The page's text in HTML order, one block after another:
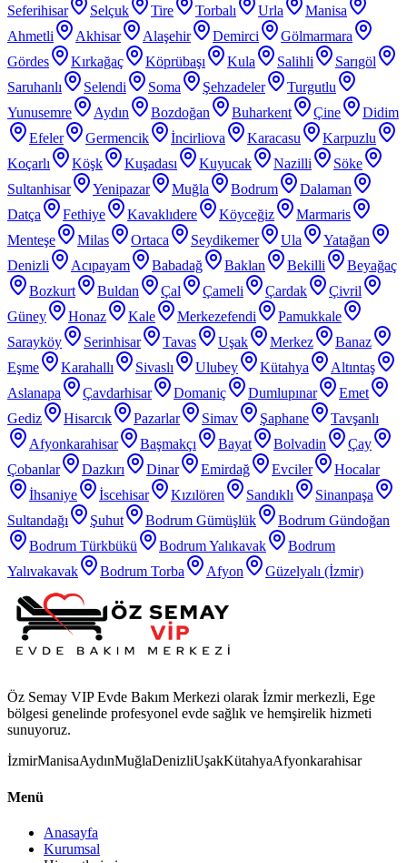
Seferihisar
Selçuk Tire Torbalı Urla
Manisa
Ahmetli
Akhisar Alaşehir Demirci
Gölmarmara
Gördes
Kırkağaç Köprübaşı Kula Salihli
Sarıgöl
Saruhanlı
Selendi Soma Şehzadeler
Turgutlu
Yunusemre
Aydın Bozdoğan Buharkent Çine
Didim
Efeler
Germencik İncirliova Karacasu
Karpuzlu
Koçarlı
Köşk Kuşadası Kuyucak Nazilli
Söke
Sultanhisar
Yenipazar Muğla Bodrum
Dalaman
Datça
Fethiye Kavaklıdere Köyceğiz
Marmaris
Menteşe
Milas Ortaca Seydikemer Ula
Yatağan
Denizli
Acıpayam Babadağ Baklan Bekilli
Beyağaç
Bozkurt
Buldan Çal Çameli Çardak
Çivril
Güney
Honaz Kale Merkezefendi
Pamukkale
Sarayköy
Serinhisar Tavas Uşak Merkez
Banaz
Eşme
Karahallı Sivaslı Ulubey Kütahya
Altıntaş
Aslanapa
Çavdarhisar Domaniç Dumlupınar
Emet
Gediz
Hisarcık Pazarlar Simav Şaphane
Tavşanlı
Afyonkarahisar
Başmakçı Bayat Bolvadin
Çay
Çobanlar
Dazkırı Dinar Emirdağ Evciler
Hocalar
İhsaniye
İscehisar Kızılören Sandıklı
Sinanpaşa
Sultandağı
Şuhut Bodrum Gümüşlük
Bodrum Gündoğan
Bodrum Türkbükü
Bodrum Yalıkavak
Bodrum
Yalıvakavak
Bodrum Torba Afyon Güzelyalı (İzmir)
Öz Semay VIP Evde Bakım Merkezi olarak İzmir merkezli, Ege
bölgesi genelinde profesyonel evde sağlık ve hemşirelik hizmeti
sunuyoruz.
İzmirManisaAydınMuğlaDenizliUşakKütahyaAfyonkarahisar
Menü
Anasayfa
Kurumsal